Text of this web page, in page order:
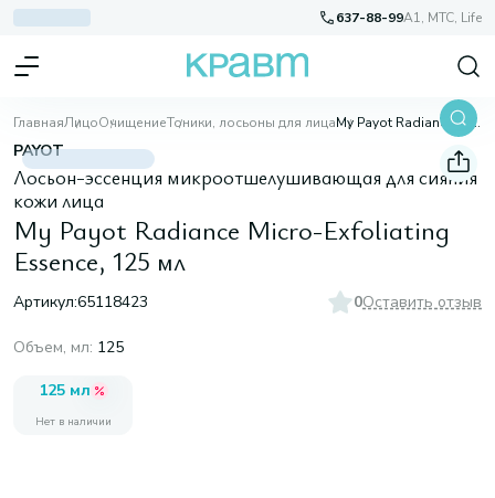
637-88-99A1, МТС, Life
ГлавнаяЛицоОчищениеТоники, лосьоны для лица My Payot Radiance Micro-Exfoliating Essence, 125 мл
PAYOT
Лосьон-эссенция микроотшелушивающая для сияния
кожи лица
My Payot Radiance Micro-Exfoliating
Essence, 125 мл
Артикул:65118423 0Оставить отзыв
Объем, мл: 125
125 мл
Нет в наличии